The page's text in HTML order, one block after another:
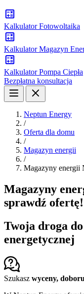
Kalkulator Fotowoltaika
Kalkulator Magazyn
Kalkulator Pompa Ciepła
Bezpłatna konsultacja
Neptun Energy
/
Oferta dla domu
/
Magazyn energii
/
Magazyny energii
Magazyny
sprawdź ofertę!
Twoja droga
energetycznej
Szukasz wyceny,